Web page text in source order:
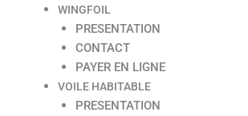
WINGFOIL
PRESENTATION
CONTACT
PAYER EN LIGNE
VOILE HABITABLE
PRESENTATION